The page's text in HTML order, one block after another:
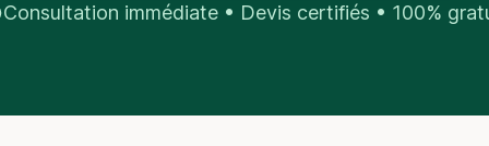
Consultation immédiate • Devis certifiés • 100%